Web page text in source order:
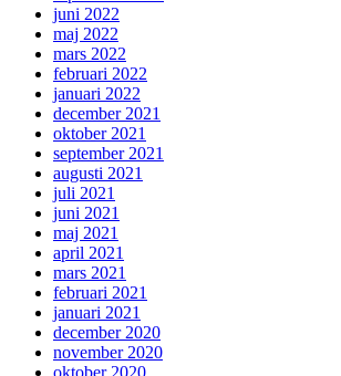
juni 2022
maj 2022
mars 2022
februari 2022
januari 2022
december 2021
oktober 2021
september 2021
augusti 2021
juli 2021
juni 2021
maj 2021
april 2021
mars 2021
februari 2021
januari 2021
december 2020
november 2020